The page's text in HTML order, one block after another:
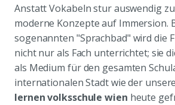
Anstatt Vokabeln stur auswendig
moderne Konzepte auf Immersion.
sogenannten "Sprachbad" wird die
nicht nur als Fach unterrichtet; sie
als Medium für den gesamten
internationalen Stadt wie der
lernen volksschule wien heute